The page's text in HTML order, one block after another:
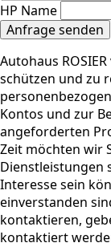
HP Name
Anfrage senden
Autohaus
schützen und zu
Kontos und zur
angeforderten
Zeit möchten wir
Dienstleistungen
Interesse sein
einverstanden
kontaktieren,
kontaktiert